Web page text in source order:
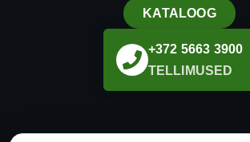
KATALOOG
+372 5663 3900
TELLIMUSED